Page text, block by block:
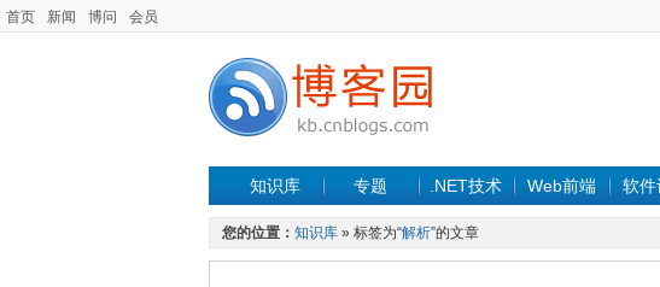
首页 新闻 博问 会员
知识库 专题 .NET技术 Web前端 软件
您的位置： 知识库 » 标签为“解析”的文章